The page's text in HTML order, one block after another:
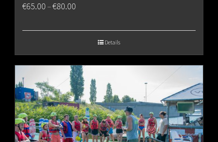
€65.00–€80.00
€80.00
Details